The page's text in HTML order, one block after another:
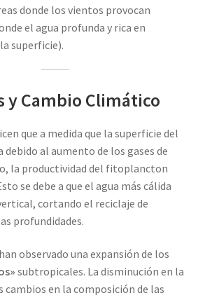
donde los vientos provocan
el agua profunda y rica en
superficie).
y Cambio Climático
que a medida que la superficie del
debido al aumento de los gases de
la productividad del fitoplancton
se debe a que el agua más cálida
cortando el reciclaje de
profundidades.
observado una expansión de los
subtropicales. La disminución en la
cambios en la composición de las